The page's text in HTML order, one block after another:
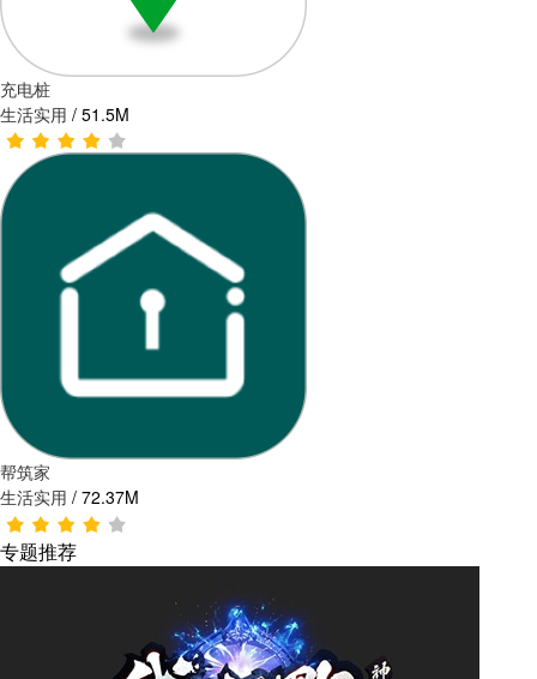
充电桩
生活实用 / 51.5M
帮筑家
生活实用 / 72.37M
专题推荐